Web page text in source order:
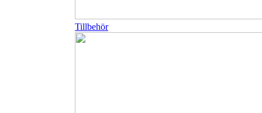
Tillbehör